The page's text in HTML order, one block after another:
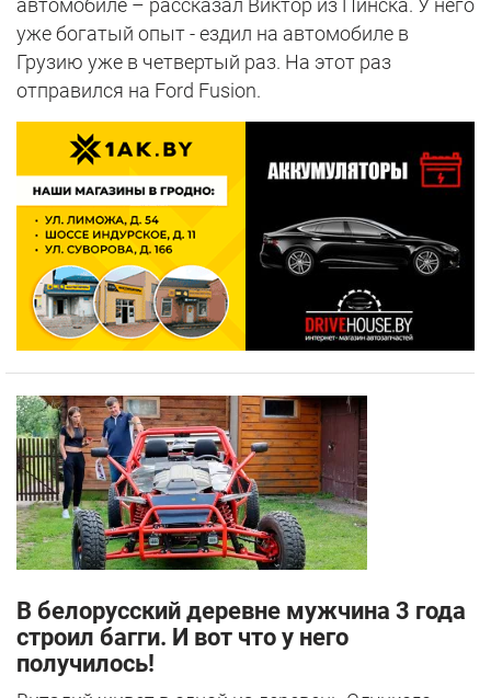
автомобиле – рассказал Виктор из Пинска. У него
уже богатый опыт - ездил на автомобиле в
Грузию уже в четвертый раз. На этот раз
отправился на Ford Fusion.
В белорусский деревне мужчина 3 года
строил багги. И вот что у него
получилось!